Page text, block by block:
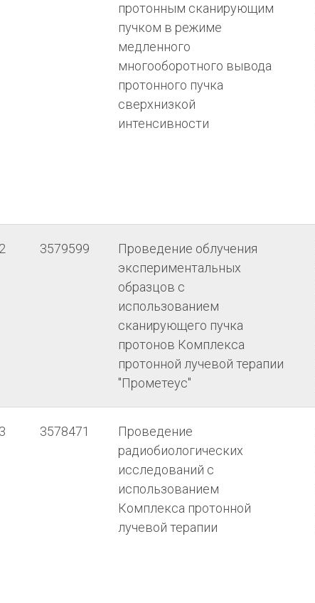
протонным сканирующим
пучком в режиме
медленного
многооборотного вывода
протонного пучка
сверхнизкой
интенсивности
2 3579599
Проведение облучения
экспериментальных
образцов с
использованием
сканирующего пучка
протонов Комплекса
протонной лучевой терапии
"Прометеус"
3 3578471
Проведение
радиобиологических
исследований с
использованием
Комплекса протонной
лучевой терапии